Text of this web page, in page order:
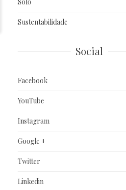
Sustentabilidade
Social
Facebook
YouTube
Instagram
Google +
Twitter
Linkedin